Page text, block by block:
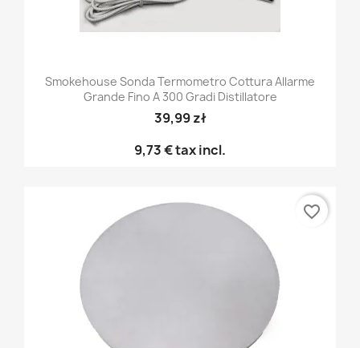
Smokehouse Sonda Termometro Cottura Allarme
Grande Fino A 300 Gradi Distillatore
39,99 zł
9,73 €tax incl.
favorite_border